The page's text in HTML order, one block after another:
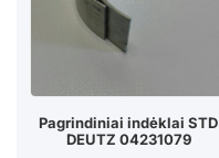
Pagrindiniai indėklai STD
DEUTZ 04231079